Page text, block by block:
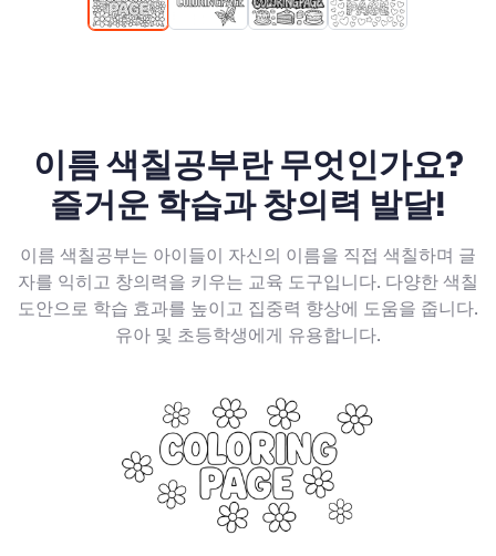
이름 색칠공부란 무엇인가요?
즐거운 학습과 창의력 발달!
이름 색칠공부는 아이들이 자신의 이름을 직접 색칠하며 글
자를 익히고 창의력을 키우는 교육 도구입니다. 다양한 색칠
도안으로 학습 효과를 높이고 집중력 향상에 도움을 줍니다.
유아 및 초등학생에게 유용합니다.